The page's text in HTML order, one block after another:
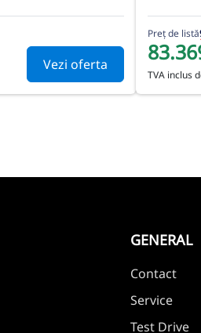
Vezi oferta
Preț de listă
TVA inclus
GENERAL
Contact
Service
Test Drive